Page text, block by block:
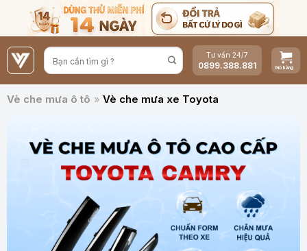
nội
dung
Tư vấn 24/7
0899.388.881
Vè che mưa ô tô » Vè che mưa xe Toyota